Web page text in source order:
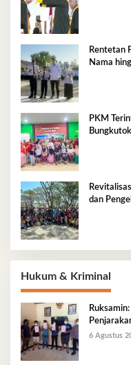
Rentetan
Nama
PKM
dan
Hukum & Kriminal
6 Agustus